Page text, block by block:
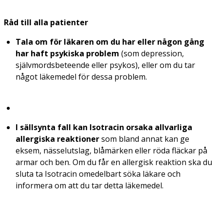
Råd till alla patienter
Tala om för läkaren om du har eller någon gång
har haft psykiska problem (som depression,
självmordsbeteende eller psykos), eller om du tar
något läkemedel för dessa problem.
I sällsynta fall kan Isotracin orsaka allvarliga
allergiska reaktionersom bland annat kan ge
eksem, nässelutslag, blåmärken eller röda fläckar på
armar och ben. Om du får en allergisk reaktion ska du
sluta ta Isotracin omedelbart söka läkare och
informera om att du tar detta läkemedel.